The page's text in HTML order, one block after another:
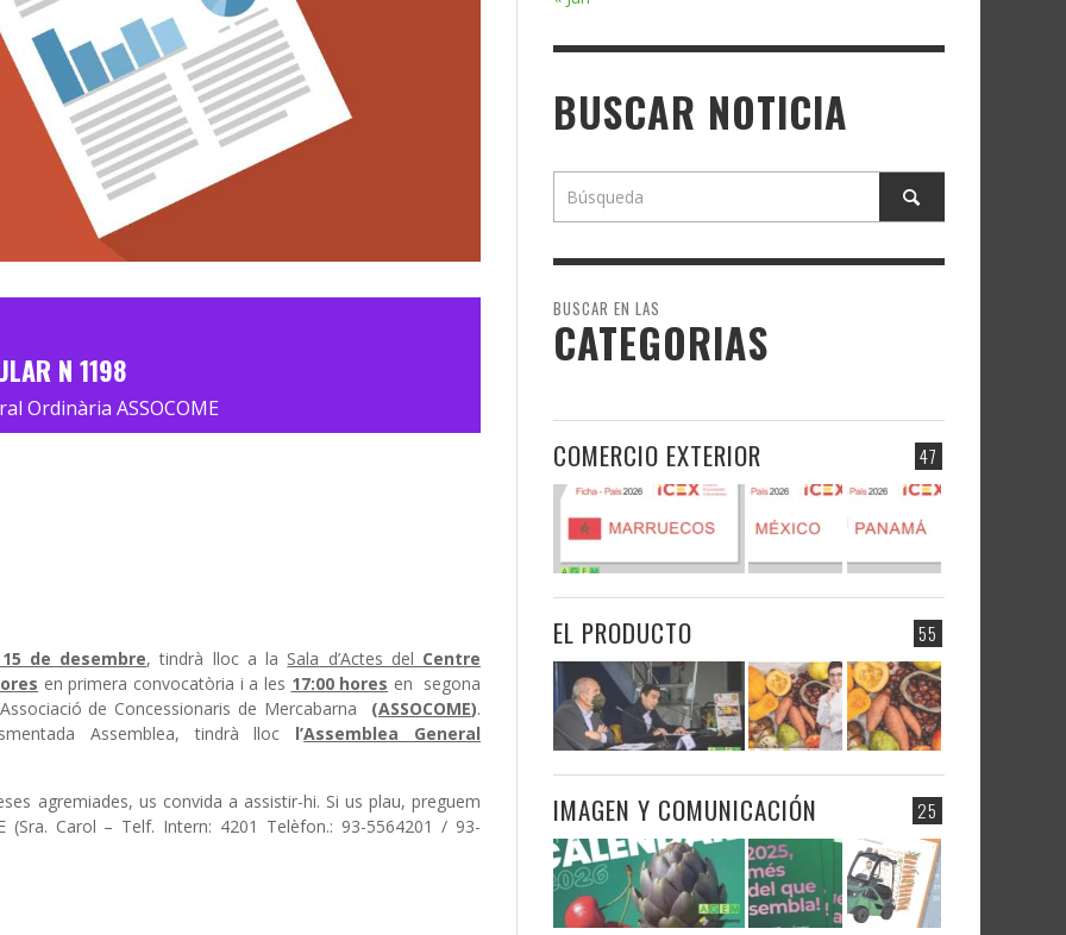
N 1198
Ordinària ASSOCOME
de desembre, tindrà lloc a la Sala d’Actes del Centre
en primera convocatòria i a les 17:00 hores en segona
de Concessionaris de Mercabarna (ASSOCOME).
Assemblea, tindrà lloc l’Assemblea General
agremiades, us convida a assistir-hi. Si us plau, preguem
(Sra. Carol – Telf. Intern: 4201 Telèfon.: 93-5564201 / 93-
BUSCAR NOTICIA
BUSCAR EN LAS
CATEGORIAS
47
COMERCIO EXTERIOR
55
EL PRODUCTO
25
IMAGEN Y COMUNICACIÓN